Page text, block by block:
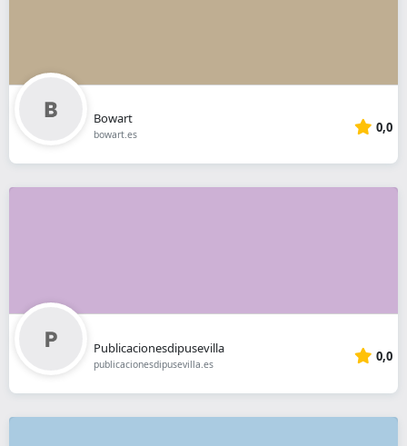
Bowart
bowart.es 0,0
Publicacionesdipusevilla
publicacionesdipusevilla.es 0,0